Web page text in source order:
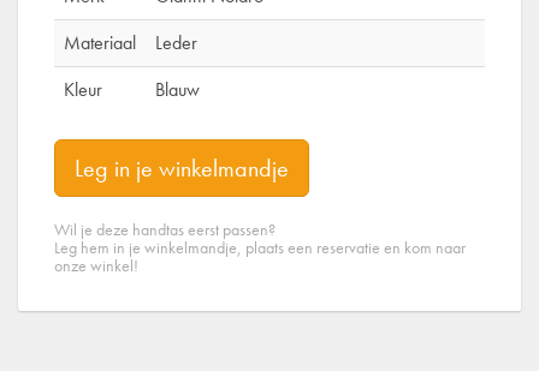
Materiaal
Leder
Kleur
Blauw
Leg in je winkelmandje
Wil je deze handtas eerst passen?
Leg hem in je winkelmandje, plaats een reservatie en kom naar
onze winkel!